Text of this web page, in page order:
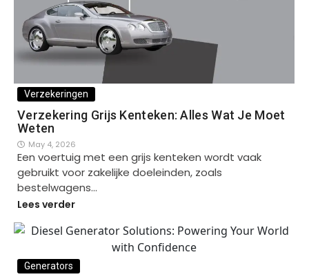
Verzekeringen
Verzekering Grijs Kenteken: Alles Wat Je Moet
Weten
May 4, 2026
Een voertuig met een grijs kenteken wordt vaak
gebruikt voor zakelijke doeleinden, zoals
bestelwagens…
Lees verder
Generators